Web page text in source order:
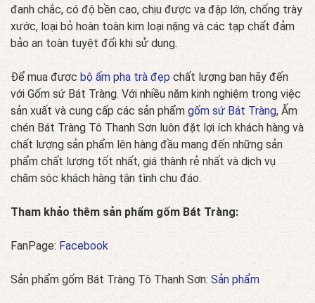
đanh chắc, có độ bền cao, chịu được va đập lớn, chống trày
xước, loại bỏ hoàn toàn kim loại nặng và các tạp chất đảm
bảo an toàn tuyệt đối khi sử dụng.
Để mua được bộ ấm pha trà đẹp chất lượng bạn hãy đến
với Gốm sứ Bát Tràng. Với nhiều năm kinh nghiệm trong việc
sản xuất và cung cấp các sản phẩm gốm sứ Bát Tràng, Ấm
chén Bát Tràng Tô Thanh Sơn luôn đặt lợi ích khách hàng và
chất lượng sản phẩm lên hàng đầu mang đến những sản
phẩm chất lượng tốt nhất, giá thành rẻ nhất và dịch vụ
chăm sóc khách hàng tận tình chu đáo.
Tham khảo thêm sản phẩm gốm Bát Tràng:
FanPage: Facebook
Sản phẩm gốm Bát Tràng Tô Thanh Sơn: Sản phẩm